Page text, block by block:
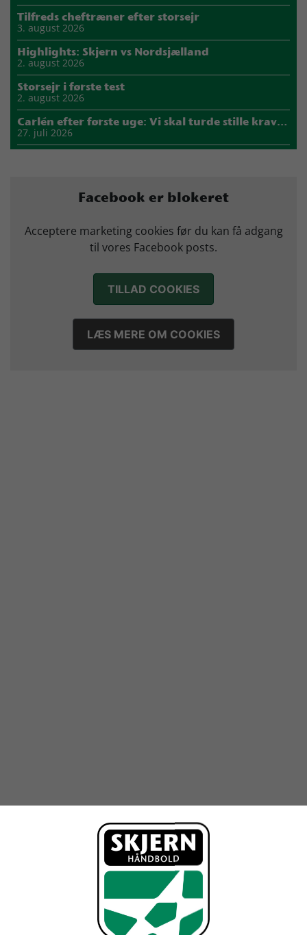
Tilfreds cheftræner efter storsejr
3. august 2026
Highlights: Skjern vs Nordsjælland
2. august 2026
Storsejr i første test
2. august 2026
Carlén efter første uge: Vi skal turde stille krav til hinanden
27. juli 2026
Marius Nørsøller udlejes til HØJ Elite
14. juli 2026
Facebook er blokeret
Acceptere marketing cookies før du kan få adgang
til vores Facebook posts.
TILLAD COOKIES
LÆS MERE OM COOKIES